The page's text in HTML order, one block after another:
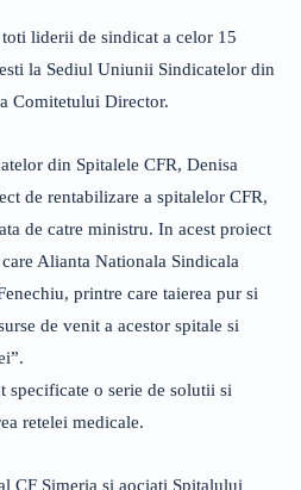
liderii de sindicat a celor 15
la Sediul Uniunii Sindicatelor din
Comitetului Director.
din Spitalele CFR, Denisa
de rentabilizare a spitalelor CFR,
de catre ministru. In acest proiect
Alianta Nationala Sindicala
printre care taierea pur si
de venit a acestor spitale si
o serie de solutii si
retelei medicale.
CF Simeria si aociati Spitalului